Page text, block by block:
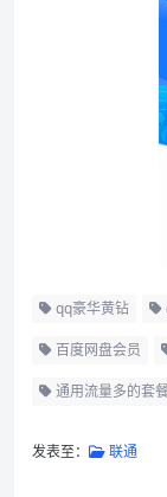
qq豪华黄钻
百度网盘会员
通用流量多的套
发表至： 联通